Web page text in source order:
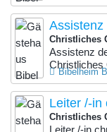
Assistenz
Christliches
Assistenz
Christliches
Bibelheim
Leiter /-in
Christliches
Leiter /-in